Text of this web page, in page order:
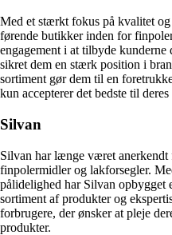
Med et stærkt fokus på kvalitet
førende butikker inden for
engagement i at tilbyde kunderne
sikret dem en stærk position i
sortiment gør dem til en
kun accepterer det bedste til
Silvan
Silvan har længe været
finpolermidler og lakforsegler.
pålidelighed har Silvan opbygget
sortiment af produkter og
forbrugere, der ønsker at pleje
produkter.